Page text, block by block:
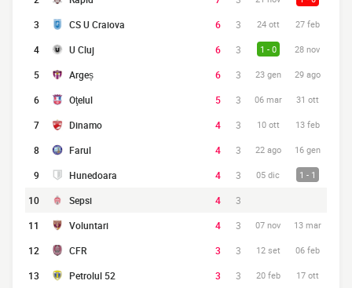
3 CS U Craiova 6 3 24 ott 27 feb
4 U Cluj 6 3 1 - 0 28 nov
5 Argeș 6 3 23 gen 29 ago
6 Oţelul 5 3 06 mar 31 ott
7 Dinamo 4 3 10 ott 13 feb
8 Farul 4 3 22 ago 16 gen
9 Hunedoara 4 3 05 dic 1 - 1
10 Sepsi 4
3
11
Voluntari 4 3 07 nov 13 mar
12 CFR 3 3 12 set 06 feb
13 Petrolul 52 3 3 20 feb 17 ott